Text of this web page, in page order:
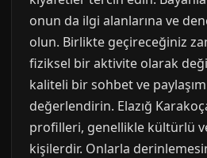
onun da ilgi alanlarına ve
olun. Birlikte geçireceğiniz
fiziksel bir aktivite olarak
kaliteli bir sohbet ve
değerlendirin. Elazığ
profilleri, genellikle kültürlü
kişilerdir. Onlarla